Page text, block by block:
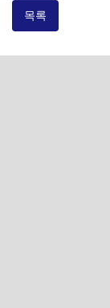
목록